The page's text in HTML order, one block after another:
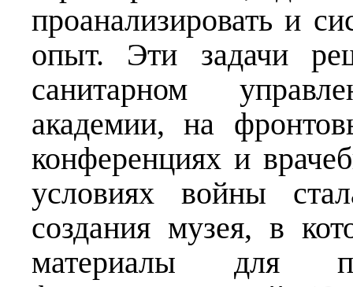
проанализировать и
опыт. Эти задачи
санитарном
академии, на
конференциях и
условиях войны
создания музея, в
материалы для